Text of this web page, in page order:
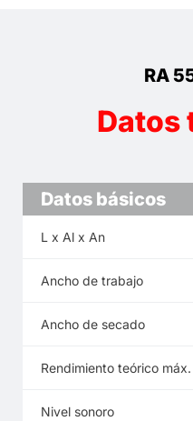
RA
Datos
Datos básicos
L x Al x An
Ancho de trabajo
Ancho de secado
Rendimiento teórico máx.
Nivel sonoro